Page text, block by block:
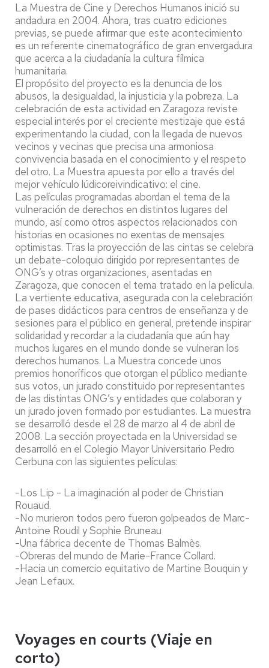
La Muestra de Cine y Derechos Humanos inició su
andadura en 2004. Ahora, tras cuatro ediciones
previas, se puede afirmar que este acontecimiento
es un referente cinematográfico de gran envergadura
que acerca a la ciudadanía la cultura fílmica
humanitaria.
El propósito del proyecto es la denuncia de los
abusos, la desigualdad, la injusticia y la pobreza. La
celebración de esta actividad en Zaragoza reviste
especial interés por el creciente mestizaje que está
experimentando la ciudad, con la llegada de nuevos
vecinos y vecinas que precisa una armoniosa
convivencia basada en el conocimiento y el respeto
del otro. La Muestra apuesta por ello a través del
mejor vehículo lúdicoreivindicativo: el cine.
Las películas programadas abordan el tema de la
vulneración de derechos en distintos lugares del
mundo, así como otros aspectos relacionados con
historias en ocasiones no exentas de mensajes
optimistas. Tras la proyección de las cintas se celebra
un debate-coloquio dirigido por representantes de
ONG’s y otras organizaciones, asentadas en
Zaragoza, que conocen el tema tratado en la película.
La vertiente educativa, asegurada con la celebración
de pases didácticos para centros de enseñanza y de
sesiones para el público en general, pretende inspirar
solidaridad y recordar a la ciudadanía que aún hay
muchos lugares en el mundo donde se vulneran los
derechos humanos. La Muestra concede unos
premios honoríficos que otorgan el público mediante
sus votos, un jurado constituido por representantes
de las distintas ONG’s y entidades que colaboran y
un jurado joven formado por estudiantes. La muestra
se desarrolló desde el 28 de marzo al 4 de abril de
2008. La sección proyectada en la Universidad se
desarrolló en el Colegio Mayor Universitario Pedro
Cerbuna con las siguientes películas:
-Los Lip - La imaginación al poder de Christian
Rouaud.
-No murieron todos pero fueron golpeados de Marc-
Antoine Roudil y Sophie Bruneau
-Una fábrica decente de Thomas Balmès.
-Obreras del mundo de Marie-France Collard.
-Hacia un comercio equitativo de Martine Bouquin y
Jean Lefaux.
Voyages en courts (Viaje en
corto)